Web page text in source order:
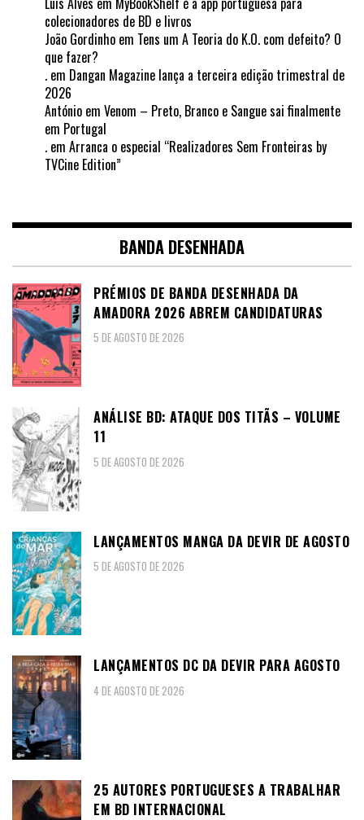
colecionadores de BD e livros
João Gordinho em Tens um A Teoria do K.O. com defeito? O
que fazer?
. em Dangan Magazine lança a terceira edição trimestral de
2026
António em Venom – Preto, Branco e Sangue sai finalmente
em Portugal
. em Arranca o especial “Realizadores Sem Fronteiras by
TVCine Edition”
BANDA DESENHADA
PRÉMIOS DE BANDA DESENHADA DA
AMADORA 2026 ABREM CANDIDATURAS
5 DE AGOSTO DE 2026
ANÁLISE BD: ATAQUE DOS TITÃS – VOLUME
11
5 DE AGOSTO DE 2026
LANÇAMENTOS MANGA DA DEVIR DE AGOSTO
5 DE AGOSTO DE 2026
LANÇAMENTOS DC DA DEVIR PARA AGOSTO
4 DE AGOSTO DE 2026
25 AUTORES PORTUGUESES A TRABALHAR
EM BD INTERNACIONAL